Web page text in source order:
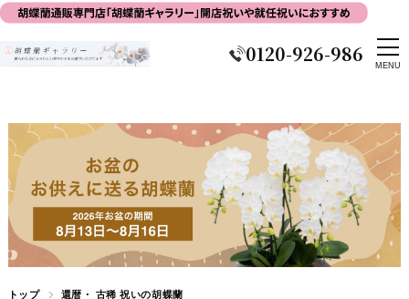
0120-926-986
トップ 還暦・ 古稀 祝いの胡蝶蘭